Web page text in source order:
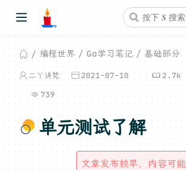
编程世界 Go学习笔记 基础部分
二丫讲梵 2021-07-10 2.7k
739
单元测试了解
文章发布较早，内容可能